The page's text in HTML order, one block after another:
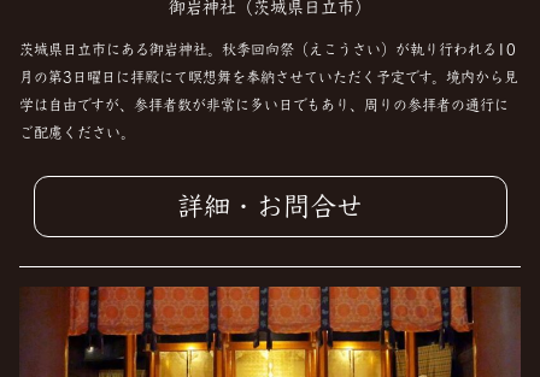
御岩神社（茨城県日立市）
茨城県日立市にある御岩神社。秋季回向祭（えこうさい）が執り行われる10
月の第3日曜日に拝殿にて瞑想舞を奉納させていただく予定です。境内から見
学は自由ですが、参拝者数が非常に多い日でもあり、周りの参拝者の通行に
ご配慮ください。
詳細・お問合せ